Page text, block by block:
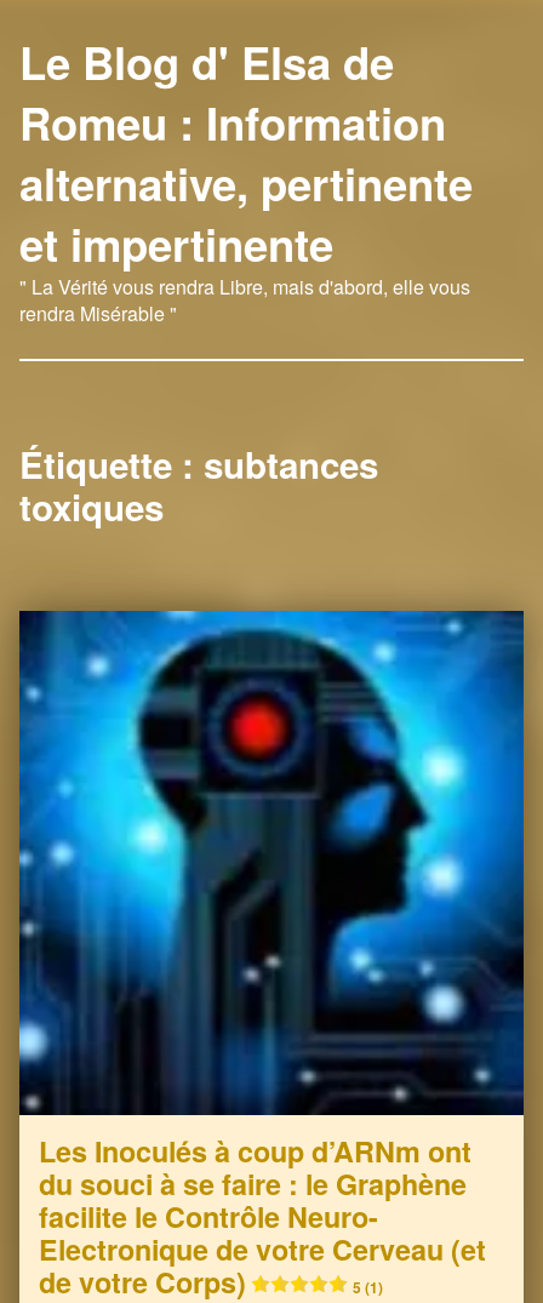
Le Blog d' Elsa de
Romeu : Information
alternative, pertinente
et impertinente
" La Vérité vous rendra Libre, mais d'abord, elle vous
rendra Misérable "
Étiquette : subtances
toxiques
Les Inoculés à coup d’ARNm ont
du souci à se faire : le Graphène
facilite le Contrôle Neuro-
Electronique de votre Cerveau (et
de votre Corps)
5 (1)